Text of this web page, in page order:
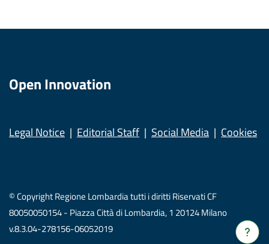
Verrà
Open Innovation
Legal Notice Editorial Staff Social Media Cookies
© Copyright Regione Lombardia tutti i diritti Riservati CF
80050050154 - Piazza Città di Lombardia, 1 20124 Milano
v.8.3.04-278156-06052019